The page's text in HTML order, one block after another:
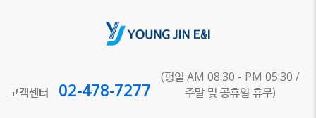
고객센터 02-478-7277
(평일 AM 08:30 - PM 05:30 /
주말 및 공휴일 휴무)